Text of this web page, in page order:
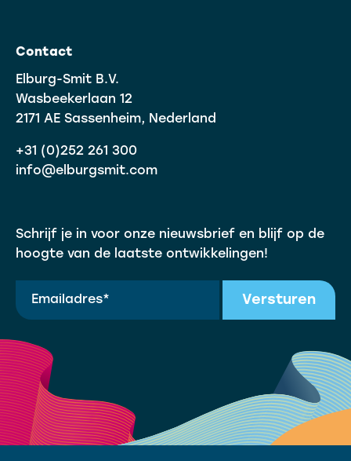
Contact
Elburg-Smit B.V.
Wasbeekerlaan 12
2171 AE Sassenheim, Nederland
+31 (0)252 261 300
info@elburgsmit.com
Schrijf je in voor onze nieuwsbrief en blijf op de
hoogte van de laatste ontwikkelingen!
Versturen